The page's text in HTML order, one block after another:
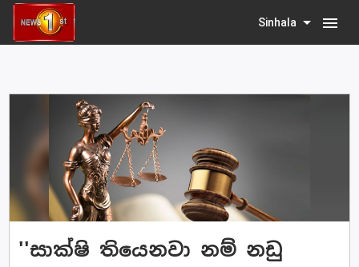
Sinhala menu
''සාක්ෂි තියෙනවා නම් නඩු